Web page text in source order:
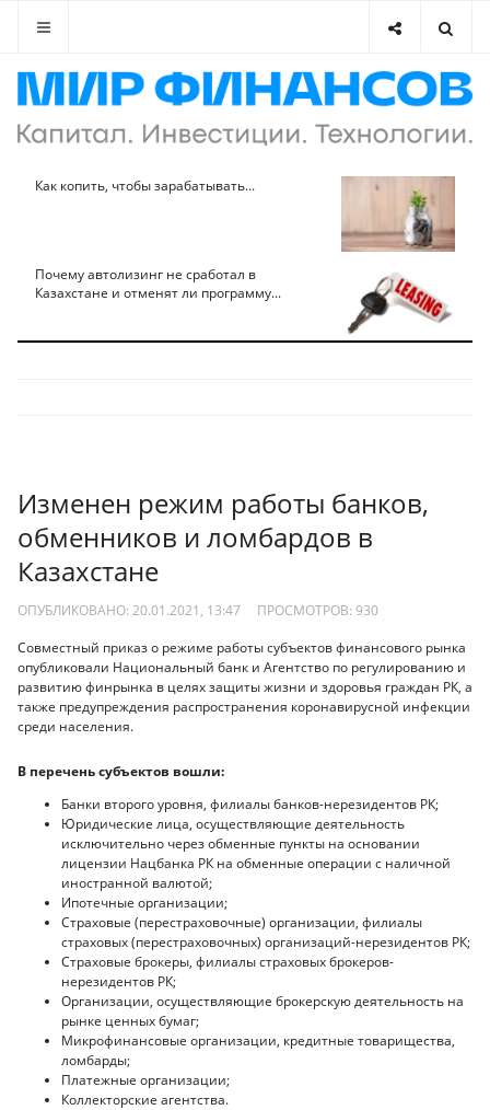
Как копить, чтобы зарабатывать...
Почему автолизинг не сработал в
Казахстане и отменят ли программу...
Изменен режим работы банков,
обменников и ломбардов в
Казахстане
ОПУБЛИКОВАНО: 20.01.2021, 13:47 ПРОСМОТРОВ: 930
Совместный приказ о режиме работы субъектов финансового рынка
опубликовали Национальный банк и Агентство по регулированию и
развитию финрынка в целях защиты жизни и здоровья граждан РК, а
также предупреждения распространения коронавирусной инфекции
среди населения.
В перечень субъектов вошли:
Банки второго уровня, филиалы банков-нерезидентов РК;
Юридические лица, осуществляющие деятельность
исключительно через обменные пункты на основании
лицензии Нацбанка РК на обменные операции с наличной
иностранной валютой;
Ипотечные организации;
Страховые (перестраховочные) организации, филиалы
страховых (перестраховочных) организаций-нерезидентов РК;
Страховые брокеры, филиалы страховых брокеров-
нерезидентов РК;
Организации, осуществляющие брокерскую деятельность на
рынке ценных бумаг;
Микрофинансовые организации, кредитные товарищества,
ломбарды;
Платежные организации;
Коллекторские агентства.